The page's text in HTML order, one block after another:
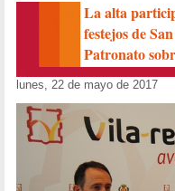
La alta
festejos de
Patronato
lunes, 22 de mayo de 2017